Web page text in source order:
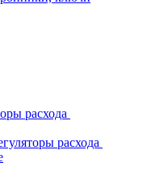
расхода
расхода